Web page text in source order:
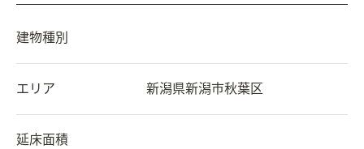
建物種別
エリア 新潟県新潟市秋葉区
延床面積